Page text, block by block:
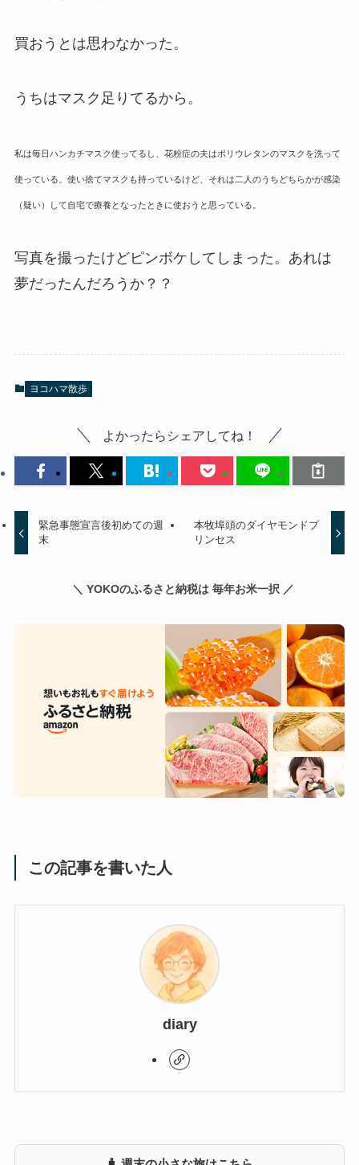
買おうとは思わなかった。
うちはマスク足りてるから。
私は毎日ハンカチマスク使ってるし、花粉症の夫はポリウレタンのマスクを洗って
使っている。使い捨てマスクも持っているけど、それは二人のうちどちらかが感染
（疑い）して自宅で療養となったときに使おうと思っている。
写真を撮ったけどピンボケしてしまった。あれは
夢だったんだろうか？？
ヨコハマ散歩
よかったらシェアしてね！
緊急事態宣言後初めての週
末
本牧埠頭のダイヤモンドプ
リンセス
＼ YOKOのふるさと納税は 毎年お米一択 ／
この記事を書いた人
diary